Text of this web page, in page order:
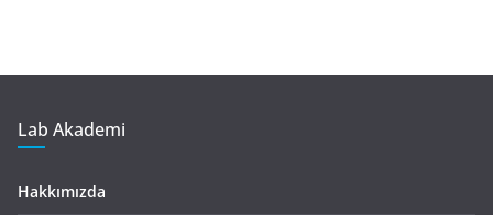
Lab Akademi
Hakkımızda